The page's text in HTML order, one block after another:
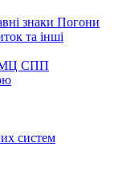
знаки Погони
та інші
МЦ СПП
систем